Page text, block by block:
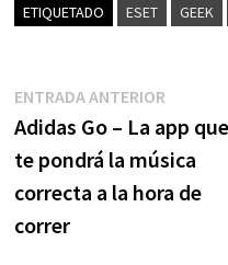
ETIQUETADO ESET GEEK
Navegación
de
entradas
ENTRADA ANTERIOREntrada
anterior:
Adidas Go – La app que
te pondrá la música
correcta a la hora de
correr